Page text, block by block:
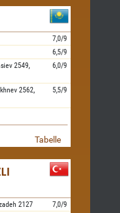
7,0/9
6,5/9
2549,
6,0/9
2562,
5,5/9
Tabelle
2127
7,0/9